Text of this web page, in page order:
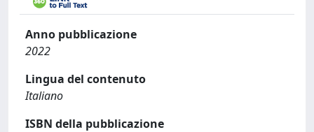
Anno pubblicazione
2022
Lingua del contenuto
Italiano
ISBN della pubblicazione